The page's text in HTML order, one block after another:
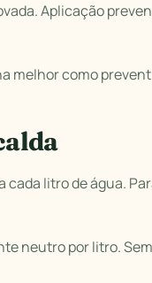
Aplicação
melhor como
cada litro de água.
neutro por litro.